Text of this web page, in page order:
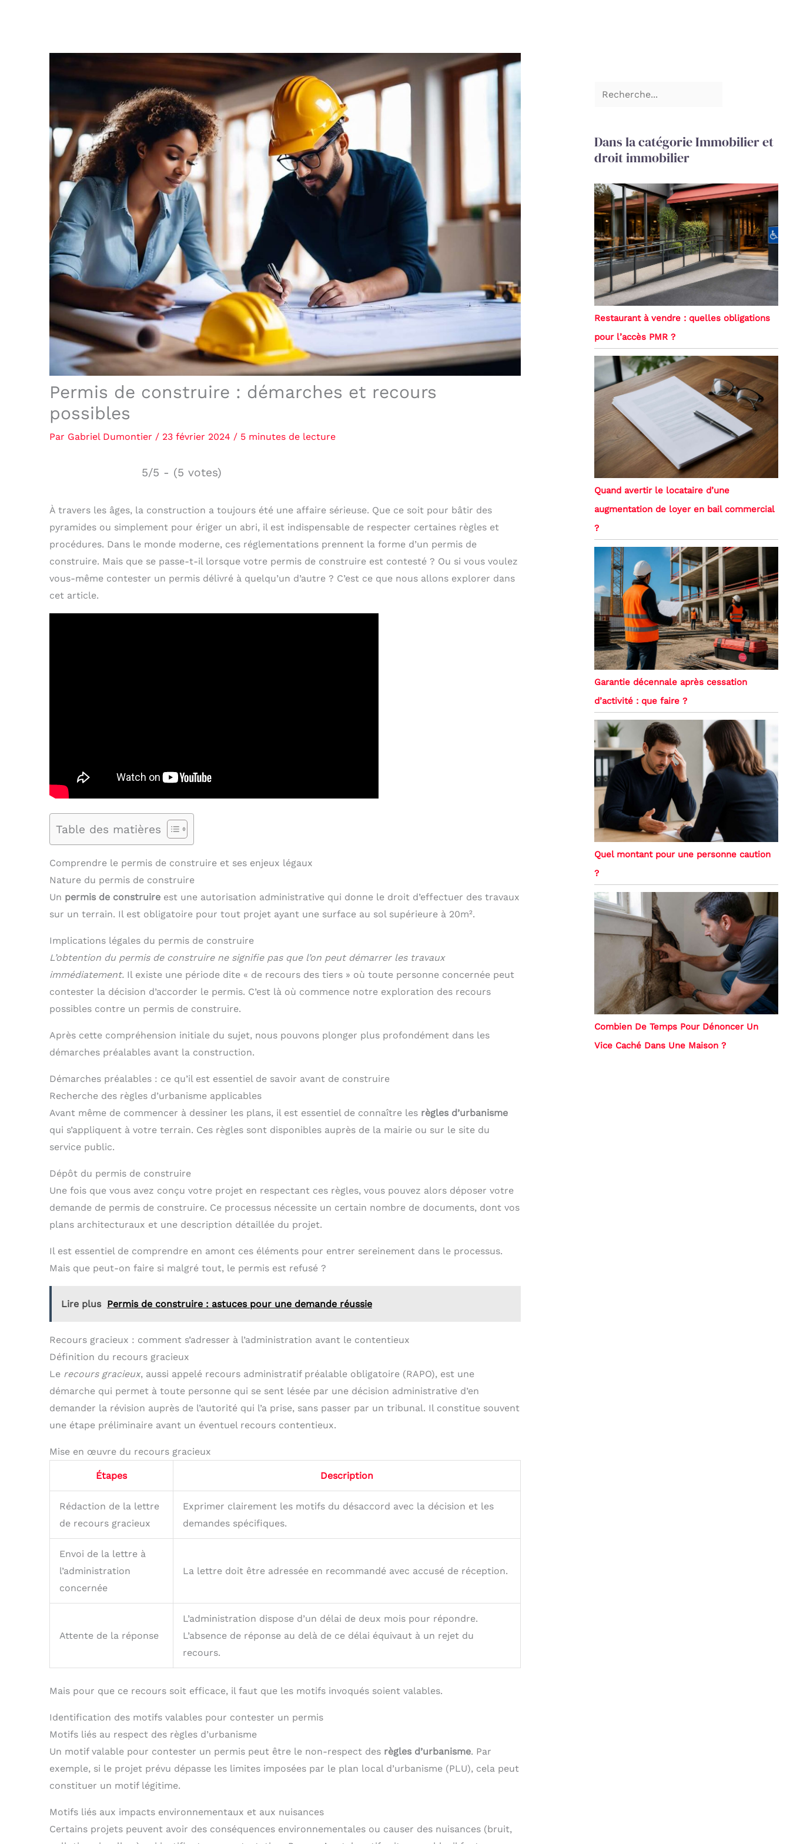
Permis de construire : démarches et recours
possibles
Par Gabriel Dumontier / 23 février 2024 / 5 minutes de lecture
5/5 - (5 votes)
À travers les âges, la construction a toujours été une affaire sérieuse. Que ce soit pour bâtir des
pyramides ou simplement pour ériger un abri, il est indispensable de respecter certaines règles et
procédures. Dans le monde moderne, ces réglementations prennent la forme d’un permis de
construire. Mais que se passe-t-il lorsque votre permis de construire est contesté ? Ou si vous voulez
vous-même contester un permis délivré à quelqu’un d’autre ? C’est ce que nous allons explorer dans
cet article.
Table des matières
Comprendre le permis de construire et ses enjeux légaux
Nature du permis de construire
Un permis de construire est une autorisation administrative qui donne le droit d’effectuer des travaux
sur un terrain. Il est obligatoire pour tout projet ayant une surface au sol supérieure à 20m².
Implications légales du permis de construire
L’obtention du permis de construire ne signifie pas que l’on peut démarrer les travaux
immédiatement. Il existe une période dite « de recours des tiers » où toute personne concernée peut
contester la décision d’accorder le permis. C’est là où commence notre exploration des recours
possibles contre un permis de construire.
Après cette compréhension initiale du sujet, nous pouvons plonger plus profondément dans les
démarches préalables avant la construction.
Démarches préalables : ce qu’il est essentiel de savoir avant de construire
Recherche des règles d’urbanisme applicables
Avant même de commencer à dessiner les plans, il est essentiel de connaître les règles d’urbanisme
qui s’appliquent à votre terrain. Ces règles sont disponibles auprès de la mairie ou sur le site du
service public.
Dépôt du permis de construire
Une fois que vous avez conçu votre projet en respectant ces règles, vous pouvez alors déposer votre
demande de permis de construire. Ce processus nécessite un certain nombre de documents, dont vos
plans architecturaux et une description détaillée du projet.
Il est essentiel de comprendre en amont ces éléments pour entrer sereinement dans le processus.
Mais que peut-on faire si malgré tout, le permis est refusé ?
Lire plus Permis de construire : astuces pour une demande réussie
Recours gracieux : comment s’adresser à l’administration avant le contentieux
Définition du recours gracieux
Le recours gracieux, aussi appelé recours administratif préalable obligatoire (RAPO), est une
démarche qui permet à toute personne qui se sent lésée par une décision administrative d’en
demander la révision auprès de l’autorité qui l’a prise, sans passer par un tribunal. Il constitue souvent
une étape préliminaire avant un éventuel recours contentieux.
Mise en œuvre du recours gracieux
Étapes Description
Rédaction de la lettre
de recours gracieux
Exprimer clairement les motifs du désaccord avec la décision et les
demandes spécifiques.
Envoi de la lettre à
l’administration
concernée
La lettre doit être adressée en recommandé avec accusé de réception.
Attente de la réponse
L’administration dispose d’un délai de deux mois pour répondre.
L’absence de réponse au delà de ce délai équivaut à un rejet du
recours.
Mais pour que ce recours soit efficace, il faut que les motifs invoqués soient valables.
Identification des motifs valables pour contester un permis
Motifs liés au respect des règles d’urbanisme
Un motif valable pour contester un permis peut être le non-respect des règles d’urbanisme. Par
exemple, si le projet prévu dépasse les limites imposées par le plan local d’urbanisme (PLU), cela peut
constituer un motif légitime.
Motifs liés aux impacts environnementaux et aux nuisances
Certains projets peuvent avoir des conséquences environnementales ou causer des nuisances (bruit,
Dans la catégorie Immobilier et
droit immobilier
Restaurant à vendre : quelles obligations
pour l’accès PMR ?
Quand avertir le locataire d’une
augmentation de loyer en bail commercial
?
Garantie décennale après cessation
d’activité : que faire ?
Quel montant pour une personne caution
?
Combien De Temps Pour Dénoncer Un
Vice Caché Dans Une Maison ?